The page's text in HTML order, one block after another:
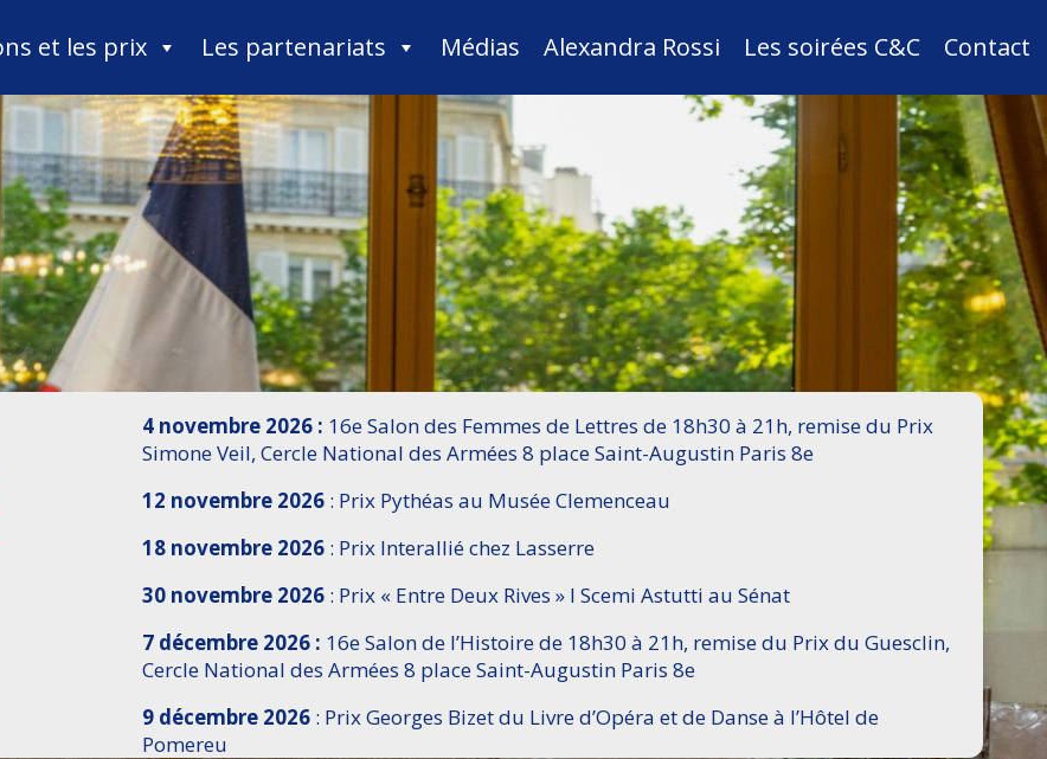
et les prix Les partenariats Médias Alexandra Rossi Les soirées C&C Contact
4 novembre 2026 : 16e Salon des Femmes de Lettres de 18h30 à 21h, remise du Prix
Simone Veil, Cercle National des Armées 8 place Saint-Augustin Paris 8e
12 novembre 2026: Prix Pythéas au Musée Clemenceau
18 novembre 2026: Prix Interallié chez Lasserre
30 novembre 2026: Prix « Entre Deux Rives » I Scemi Astutti au Sénat
7 décembre 2026 : 16e Salon de l’Histoire de 18h30 à 21h, remise du Prix du Guesclin,
Cercle National des Armées 8 place Saint-Augustin Paris 8e
9 décembre 2026: Prix Georges Bizet du Livre d’Opéra et de Danse à l’Hôtel de
Pomereu